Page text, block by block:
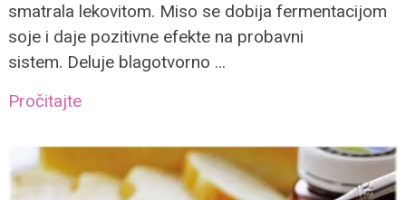
smatrala lekovitom. Miso se dobija fermentacijom
soje i daje pozitivne efekte na probavni
sistem. Deluje blagotvorno …
Pročitajte